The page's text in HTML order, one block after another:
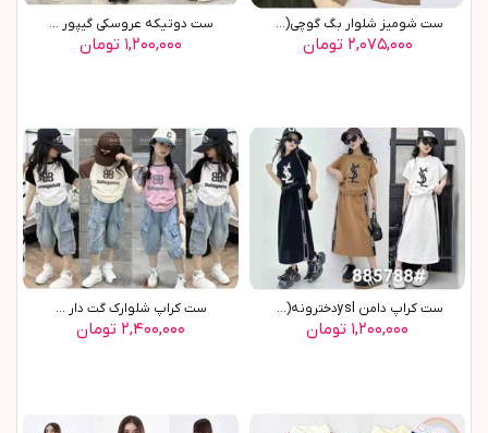
ست شومیز شلوار بگ گوچی(9770)
۲,۰۷۵,۰۰۰ تومان
ست دوتیکه عروسکی گیپور ...
۱,۲۰۰,۰۰۰ تومان
ست کراپ دامن yslدخترونه(9744)
۱,۲۰۰,۰۰۰ تومان
ست کراپ شلوارک گت دار ...
۲,۴۰۰,۰۰۰ تومان